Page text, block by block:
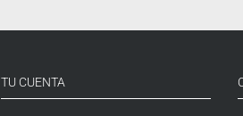
TU CUENTA